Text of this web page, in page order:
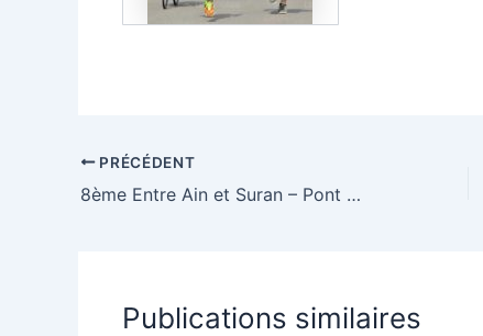
PRÉCÉDENT
8ème Entre Ain et Suran – Pont d’Ain
Publications similaires